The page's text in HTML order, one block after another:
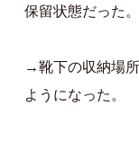
保留状態だった。
→靴下の収納場
ようになった。